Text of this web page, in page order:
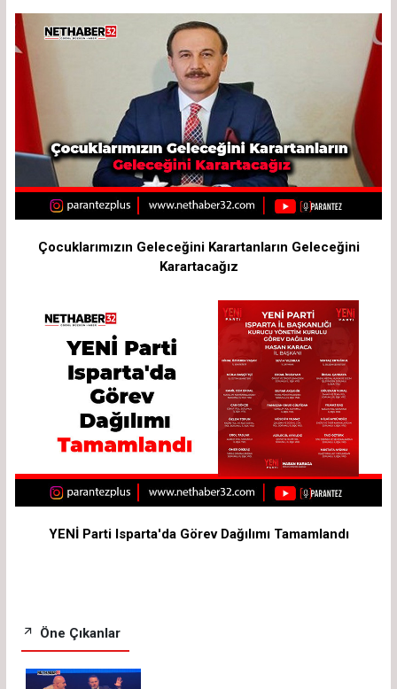
Çocuklarımızın Geleceğini Karartanların Geleceğini
Karartacağız
YENİ Parti Isparta'da Görev Dağılımı Tamamlandı
Öne Çıkanlar